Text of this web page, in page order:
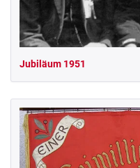
Jubiläum 1951